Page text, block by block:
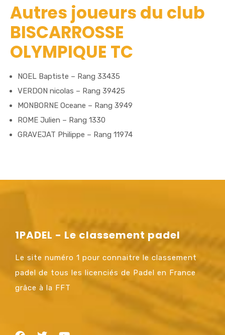
Autres joueurs du club
BISCARROSSE
OLYMPIQUE TC
NOEL Baptiste – Rang 33435
VERDON nicolas – Rang 39425
MONBORNE Oceane – Rang 3949
ROME Julien – Rang 1330
GRAVEJAT Philippe – Rang 11974
1PADEL - Le classement padel
Le site numéro 1 pour connaitre le classement
padel de tous les licenciés de Padel en France
grâce à la FFT